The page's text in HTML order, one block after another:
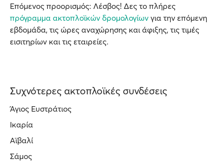
Επόμενος προορισμός: Λέσβος! Δες το πλήρες
πρόγραμμα ακτοπλοϊκών δρομολογίων για την επόμενη
εβδομάδα, τις ώρες αναχώρησης και άφιξης, τις τιμές
εισιτηρίων και τις εταιρείες.
Συχνότερες ακτοπλοϊκές συνδέσεις
Άγιος Ευστράτιος
Ικαρία
Αϊβαλί
Σάμος